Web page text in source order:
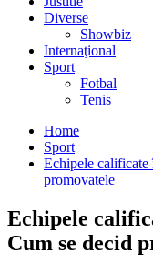
Diverse
Showbiz
Internaţional
Sport
Fotbal
Tenis
Home
Sport
Echipele
promovatele
Echipele
Cum se decid